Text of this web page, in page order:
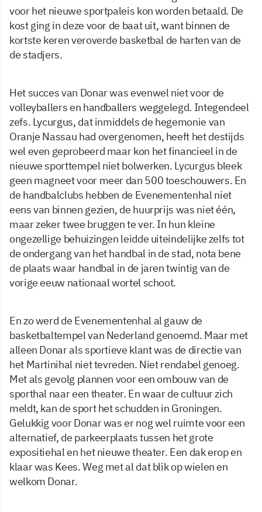
voor het nieuwe sportpaleis kon worden betaald. De
kost ging in deze voor de baat uit, want binnen de
kortste keren veroverde basketbal de harten van de
de stadjers.
Het succes van Donar was evenwel niet voor de
volleyballers en handballers weggelegd. Integendeel
zefs. Lycurgus, dat inmiddels de hegemonie van
Oranje Nassau had overgenomen, heeft het destijds
wel even geprobeerd maar kon het financieel in de
nieuwe sporttempel niet bolwerken. Lycurgus bleek
geen magneet voor meer dan 500 toeschouwers. En
de handbalclubs hebben de Evenementenhal niet
eens van binnen gezien, de huurprijs was niet één,
maar zeker twee bruggen te ver. In hun kleine
ongezellige behuizingen leidde uiteindelijke zelfs tot
de ondergang van het handbal in de stad, nota bene
de plaats waar handbal in de jaren twintig van de
vorige eeuw nationaal wortel schoot.
En zo werd de Evenementenhal al gauw de
basketbaltempel van Nederland genoemd. Maar met
alleen Donar als sportieve klant was de directie van
het Martinihal niet tevreden. Niet rendabel genoeg.
Met als gevolg plannen voor een ombouw van de
sporthal naar een theater. En waar de cultuur zich
meldt, kan de sport het schudden in Groningen.
Gelukkig voor Donar was er nog wel ruimte voor een
alternatief, de parkeerplaats tussen het grote
expositiehal en het nieuwe theater. Een dak erop en
klaar was Kees. Weg met al dat blik op wielen en
welkom Donar.